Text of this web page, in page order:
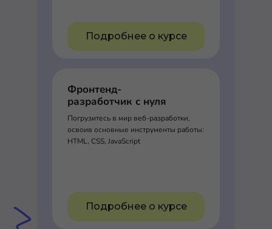
Подробнее о курсе
Фронтенд-
разработчик с нуля
Погрузитесь в мир веб-разработки,
освоив основные инструменты работы:
HTML, CSS, JavaScript
Подробнее о курсе